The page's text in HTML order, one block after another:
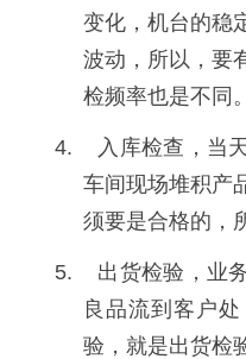
变化，机台的稳
波动，所以，要
检频率也是不同。
4. 入库检查，当
车间现场堆积产
须要是合格的，
5. 出货检验，业
良品流到客户
验，就是出货检